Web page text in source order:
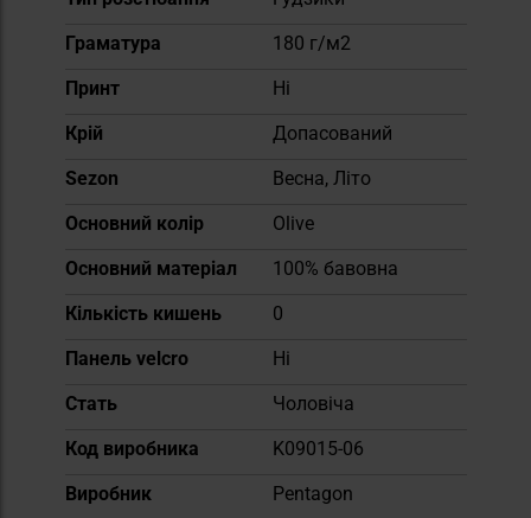
Граматура
180 г/м2
Принт
Ні
Крій
Допасований
Sezon
Весна, Літо
Основний колір
Olive
Основний матеріал
100% бавовна
Кількість кишень
0
Панель velcro
Ні
Cтать
Чоловіча
Код виробника
K09015-06
Виробник
Pentagon